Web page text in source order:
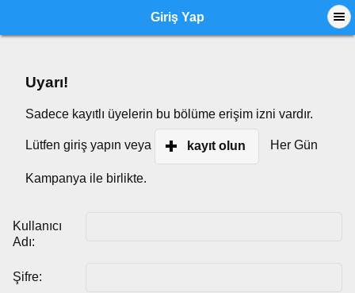
Giriş Yap
Uyarı!
Sadece kayıtlı üyelerin bu bölüme erişim izni vardır.
Lütfen giriş yapın veya kayıt olun Her Gün
Kampanya ile birlikte.
Kullanıcı
Adı:
Şifre: